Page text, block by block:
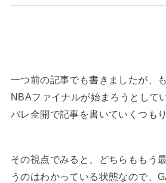
一つ前の記事でも書きましたが、
NBAファイナルが始まろうとして
バレ全開で記事を書いていくつもり
その視点でみると、どちらももう
うのはわかっている状態なので、